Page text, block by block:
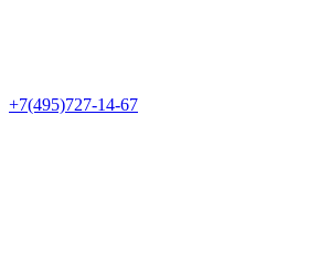
+7(495)727-14-67